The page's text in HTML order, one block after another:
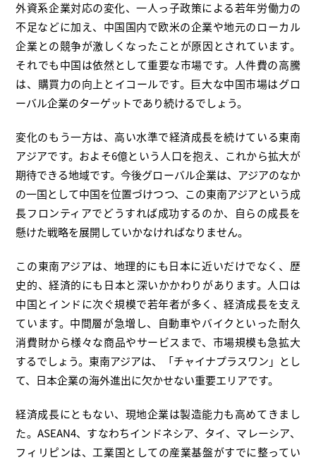
外資系企業対応の変化、一人っ子政策による若年労働力の
不足などに加え、中国国内で欧米の企業や地元のローカル
企業との競争が激しくなったことが原因とされています。
それでも中国は依然として重要な市場です。人件費の高騰
は、購買力の向上とイコールです。巨大な中国市場はグロ
ーバル企業のターゲットであり続けるでしょう。
変化のもう一方は、高い水準で経済成長を続けている東南
アジアです。およそ6億という人口を抱え、これから拡大が
期待できる地域です。今後グローバル企業は、アジアのなか
の一国として中国を位置づけつつ、この東南アジアという成
長フロンティアでどうすれば成功するのか、自らの成長を
懸けた戦略を展開していかなければなりません。
この東南アジアは、地理的にも日本に近いだけでなく、歴
史的、経済的にも日本と深いかかわりがあります。人口は
中国とインドに次ぐ規模で若年者が多く、経済成長を支え
ています。中間層が急増し、自動車やバイクといった耐久
消費財から様々な商品やサービスまで、市場規模も急拡大
するでしょう。東南アジアは、「チャイナプラスワン」とし
て、日本企業の海外進出に欠かせない重要エリアです。
経済成長にともない、現地企業は製造能力も高めてきまし
た。ASEAN4、すなわちインドネシア、タイ、マレーシア、
フィリピンは、工業国としての産業基盤がすでに整ってい